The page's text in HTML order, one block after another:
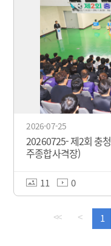
2026-07-25
20260725- 제2회 충
주종합사격장)
11 0
<< < 1